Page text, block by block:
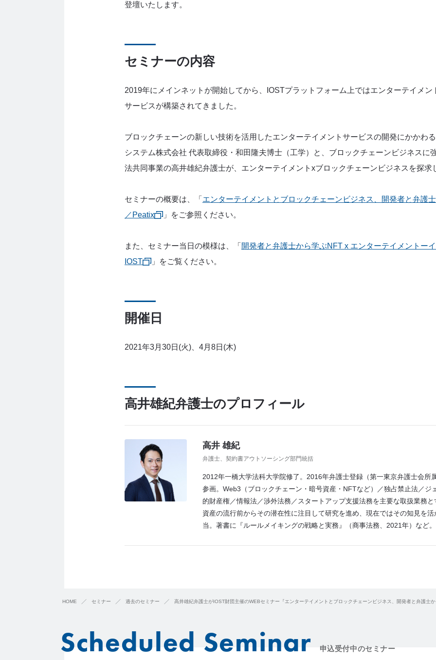
登壇いたします。
セミナーの内容
2019年にメインネットが開始してから、IOSTプラットフォーム上ではエンターテイメン
サービスが構築されてきました。
ブロックチェーンの新しい技術を活用したエンターテイメントサービスの開発にかかわ
システム株式会社 代表取締役・和田隆夫博士（工学）と、ブロックチェーンビジネスに
法共同事業の高井雄紀弁護士が、エンターテイメントxブロックチェーンビジネスを探求
セミナーの概要は、「 エンターテイメントとブロックチェーンビジネス、開発者と弁護
／Peatix
」をご参照ください。
また、セミナー当日の模様は、「 開発者と弁護士から学ぶNFT x エンターテイメントー
IOST
」をご覧ください。
開催日
2021年3月30日(火)、4月8日(木)
高井雄紀弁護士のプロフィール
高井 雄紀
弁護士、契約書アウトソーシング部門統括
2012年一橋大学法科大学院修了。2016年弁護士登録（第一東京弁護士会所
参画。Web3（ブロックチェーン・暗号資産・NFTなど）／独占禁止法／ジ
的財産権／情報法／渉外法務／スタートアップ支援法務を主要な取扱業務
資産の流行前からその潜在性に注目して研究を進め、現在ではその知見を
当。著書に『ルールメイキングの戦略と実務』（商事法務、2021年）など。
HOME セミナー 過去のセミナー 高井雄紀弁護士がIOST財団主催のWEBセミナー『エンターテイメントとブロックチェーンビジネス、開発者と弁護士
Scheduled Seminar 申込受付中のセミナー